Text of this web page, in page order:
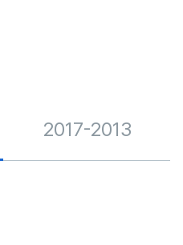
2017-2013